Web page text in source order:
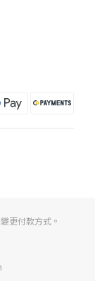
更付款方式。